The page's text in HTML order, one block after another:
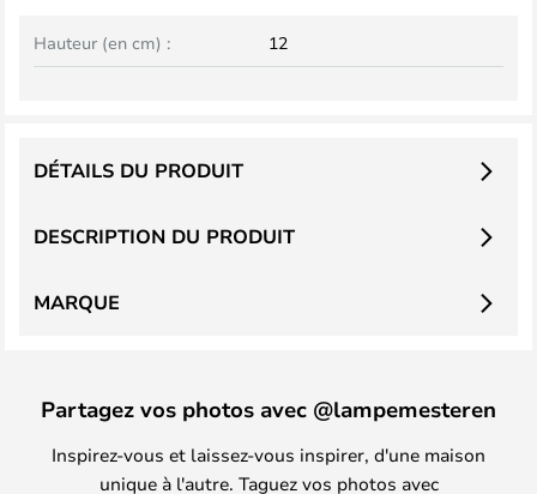
Hauteur (en cm) : 12
DESCRIPTION DU PRODUIT
DÉTAILS DU PRODUIT
MARQUE
Partagez vos photos avec @lampemesteren
Inspirez-vous et laissez-vous inspirer, d'une maison
unique à l'autre. Taguez vos photos avec